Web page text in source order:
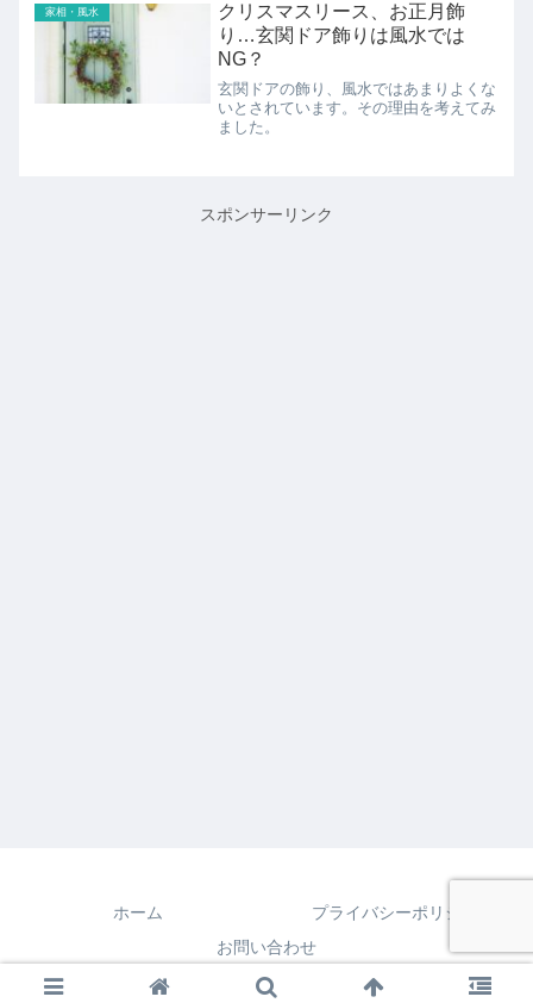
家相・風水
クリスマスリース、お正月飾
り…玄関ドア飾りは風水では
NG？
玄関ドアの飾り、風水ではあまりよくな
いとされています。その理由を考えてみ
ました。
スポンサーリンク
ホーム
プライバシーポリシー
お問い合わせ
© 2020 ５０代で平屋を建てました～住み心地・暮らし心地日記.